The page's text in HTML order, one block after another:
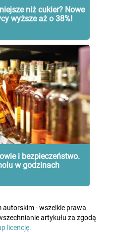
niż cukier? Nowe
wyższe aż o 38%!
i bezpieczeństwo.
w godzinach
autorskim - wszelkie prawa
artykułu za zgodą
licencję.